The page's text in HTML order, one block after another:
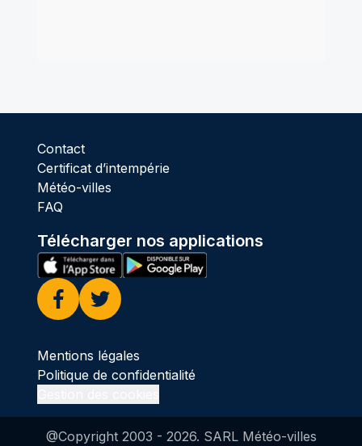
Contact
Certificat d’intempérie
Météo-villes
FAQ
Télécharger nos applications
Facebook
Twitter
Mentions légales
Politique de confidentialité
@Copyright 2003 - 2026. SARL Météo-villes